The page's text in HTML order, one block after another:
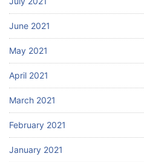
June 2021
May 2021
April 2021
March 2021
February 2021
January 2021